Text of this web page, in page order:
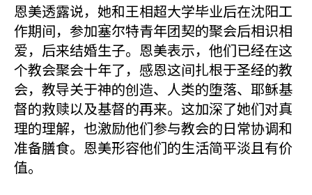
恩美透露说，她和王相超大学毕业后在沈阳工
作期间，参加塞尔特青年团契的聚会后相识相
爱，后来结婚生子。恩美表示，他们已经在这
个教会聚会十年了，感恩这间扎根于圣经的教
会，教导关于神的创造、人类的堕落、耶稣基
督的救赎以及基督的再来。这加深了她们对真
理的理解，也激励他们参与教会的日常协调和
准备膳食。恩美形容他们的生活简平淡且有价
值。